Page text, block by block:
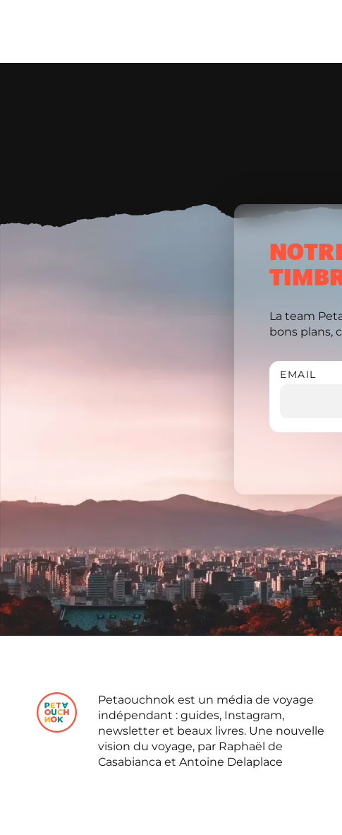
La team
bons plans,
EMAIL
Petaouchnok est un média de voyage
indépendant : guides, Instagram,
newsletter et beaux livres. Une nouvelle
vision du voyage, par Raphaël de
Casabianca et Antoine Delaplace